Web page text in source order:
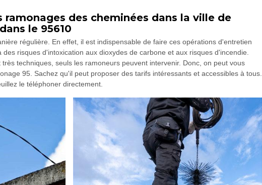
ramonages des cheminées dans la ville de
le 95610
régulière. En effet, il est indispensable de faire ces opérations d'entretien
risques d'intoxication aux dioxydes de carbone et aux risques d'incendie.
techniques, seuls les ramoneurs peuvent intervenir. Donc, on peut vous
95. Sachez qu'il peut proposer des tarifs intéressants et accessibles à tous.
le téléphoner directement.